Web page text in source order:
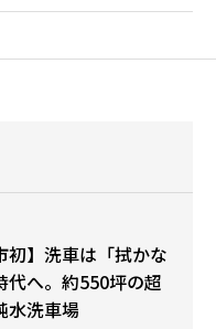
初】洗車は「拭かな
代へ。約550坪の超
水洗車場